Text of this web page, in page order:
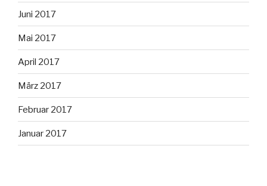
Juni 2017
Mai 2017
April 2017
März 2017
Februar 2017
Januar 2017